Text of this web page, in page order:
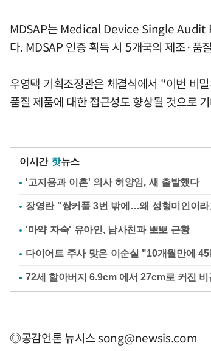
MDSAP는 Medical Device Single Audit
다. MDSAP 인증 획득 시 5개국의 제조·품
우영택 기획조정관은 체결식에서 "이번 비
품질 제품에 대한 접근성도 향상될 것으로
이시간 핫뉴스
'고지용과 이혼' 의사 허양임, 새 출발했다
장영란 "쌍커풀 3번 밖에…왜 성형미인이
'마약 자숙' 유아인, 남사친과 뽀뽀 근황
다이어트 주사 맞은 이순실 "10개월만에
◎공감언론 뉴시스song@newsis.com